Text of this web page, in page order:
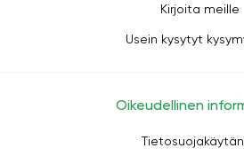
Kirjoita meille
Usein kysytyt
Oikeudellinen